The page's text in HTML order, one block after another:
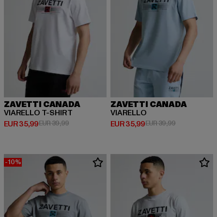
ZAVETTI CANADA
VIARELLO T-SHIRT
EUR 35,99
Huidige prijs: EUR 35,99
EUR 39,99Actieprijs: EUR 39,99
ZAVETTI CANADA
VIARELLO
EUR 35,99
Huidige prijs: EUR 35,99
EUR 39,99Actieprijs:
-10%